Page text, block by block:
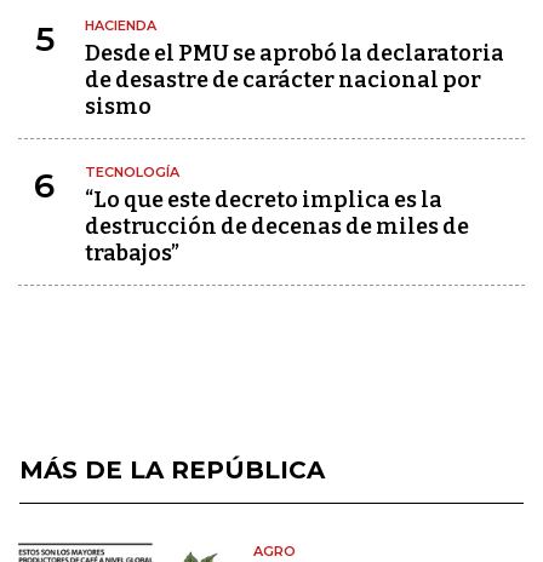
5 HACIENDA
Desde el PMU se aprobó la declaratoria
de desastre de carácter nacional por
sismo
6 TECNOLOGÍA
“Lo que este decreto implica es la
destrucción de decenas de miles de
trabajos”
MÁS DE LA REPÚBLICA
AGRO